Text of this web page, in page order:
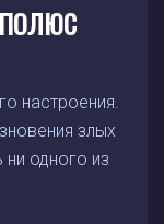
настроения.
злых
одного из